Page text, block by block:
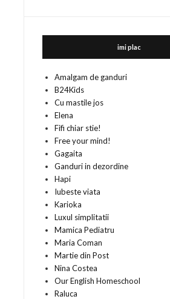
imi plac
Amalgam de ganduri
B24Kids
Cu mastile jos
Elena
Fifi chiar stie!
Free your mind!
Gagaita
Ganduri in dezordine
Hapi
Iubeste viata
Karioka
Luxul simplitatii
Mamica Pediatru
Maria Coman
Martie din Post
Nina Costea
Our English Homeschool
Raluca